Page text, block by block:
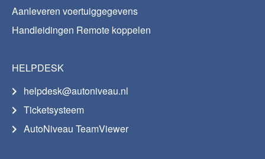
Aanleveren voertuiggegevens
Handleidingen Remote koppelen
HELPDESK
helpdesk@autoniveau.nl
Ticketsysteem
AutoNiveau TeamViewer